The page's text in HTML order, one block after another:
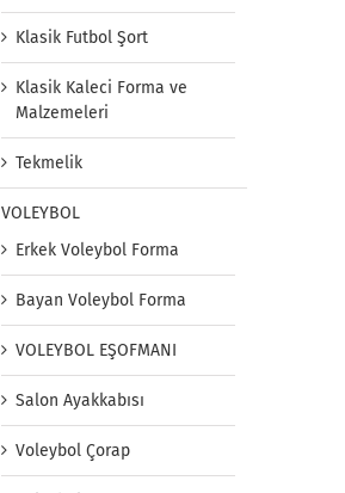
Klasik Futbol Şort
Klasik Kaleci Forma ve
Malzemeleri
Tekmelik
VOLEYBOL
Erkek Voleybol Forma
Bayan Voleybol Forma
VOLEYBOL EŞOFMANI
Salon Ayakkabısı
Voleybol Çorap